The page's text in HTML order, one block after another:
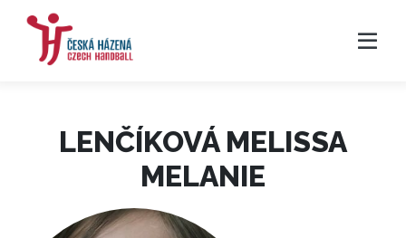
LENČÍKOVÁ MELISSA
MELANIE